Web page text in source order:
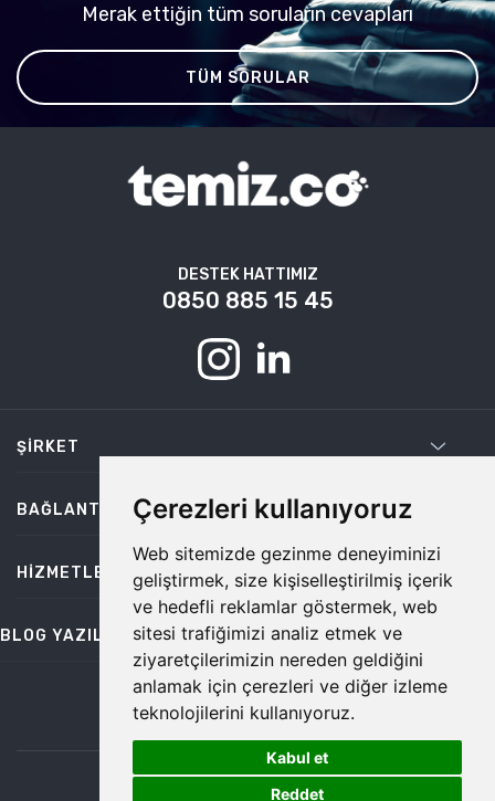
Çerezleri kullanıyoruz
Web sitemizde gezinme deneyiminizi
geliştirmek, size kişiselleştirilmiş içerik
ve hedefli reklamlar göstermek, web
sitesi trafiğimizi analiz etmek ve
ziyaretçilerimizin nereden geldiğini
anlamak için çerezleri ve diğer izleme
teknolojilerini kullanıyoruz.
Kabul et
Reddet
Merak ettiğin tüm soruların cevapları
TÜM SORULAR
DESTEK HATTIMIZ
0850 885 15 45
ŞIRKET
BAĞLANTILAR
HIZMETLER
BLOG YAZILARI
bilgi@temiz.co
©2026 Temiz, Her Hakkı Saklıdır.